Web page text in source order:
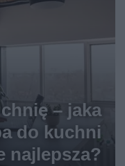
– jaka
do kuchni
najlepsza?